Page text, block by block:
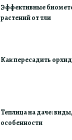
Эффективные
растений от тли
Как пересадить
Теплица на даче: виды,
особенности